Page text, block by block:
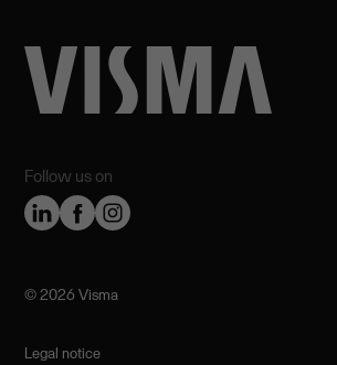
Follow us on
©️ 2026 Visma
Legal notice